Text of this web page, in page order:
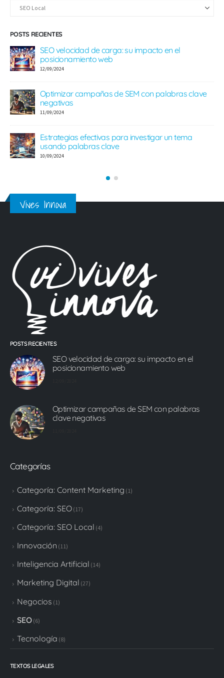
POSTS RECIENTES
Guía definitiva de link building seo local
08/09/2024
Guía actualizada de link building para ecommerce
16/08/2024
Guía actualizada de herramientas link building
para SEO
08/08/2024
Vives Innova
POSTS RECIENTES
SEO velocidad de carga: su impacto en el
posicionamiento web
12/09/2024
clave negativas
11/09/2024
Categoría: SEO
Categoría: SEO Local
Innovación
Inteligencia Artificial
Marketing Digital
Negocios
SEO
Tecnología
Aviso Legal